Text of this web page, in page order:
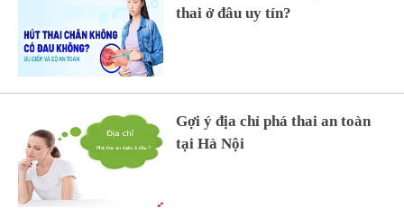
thai ở đâu uy tín?
Gợi ý địa chỉ phá thai an toàn
tại Hà Nội